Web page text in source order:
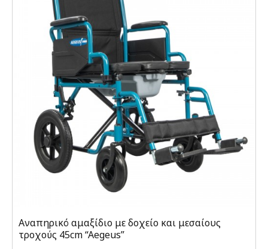
Αναπηρικό αμαξίδιο με δοχείο και μεσαίους
τροχούς 45cm “Aegeus”